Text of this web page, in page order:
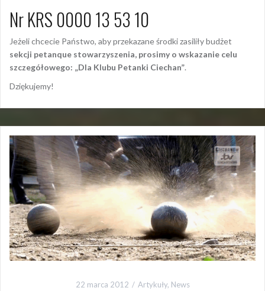
Nr KRS 0000 13 53 10
Jeżeli chcecie Państwo, aby przekazane środki zasiliły budżet
sekcji petanque stowarzyszenia, prosimy o wskazanie celu
szczegółowego: „Dla Klubu Petanki Ciechan”.
Dziękujemy!
22 marca 2012 Artykuły, News